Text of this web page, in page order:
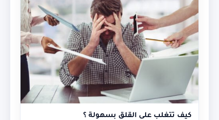
كيف تتغلب على القلق بسهولة ؟